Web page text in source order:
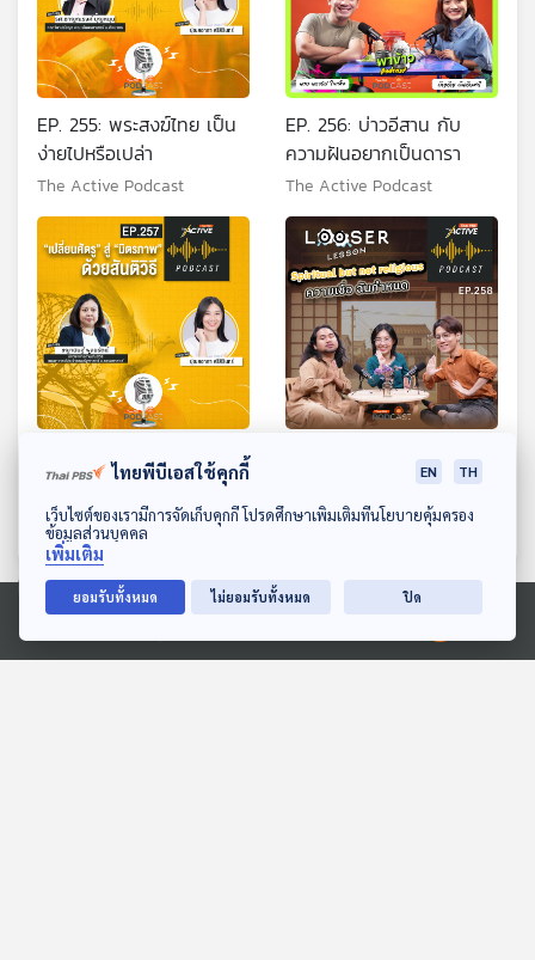
ดาวน์โหลด Thai PBS Podcast Application
Ⓒ 2020 องค์การกระจายเสียงและแพร่ภาพสาธารณะแห่งประเทศไทย
EP. 255: พระสงฆ์ไทย เป็น
ง่ายไปหรือเปล่า
The Active Podcast
EP. 256: บ่าวอีสาน กับ
ความฝันอยากเป็นดารา
The Active Podcast
มิตรภาพ ด้วยสันติวิธี
The Active Podcast
EP. 258: Spiritual but
not religious ความเชื่อ
ฉันกำหนด
The Active Podcast
ตอนที่เกี่ยวข้อง
ไทยพีบีเอสใช้คุกกี้ EN TH
เว็บไซต์ของเรามีการจัดเก็บคุกกี้ โปรดศึกษาเพิ่มเติมที่นโยบายคุ้มครอง
ข้อมูลส่วนบุคคล
เพิ่มเติม
ยอมรับทั้งหมด ไม่ยอมรับทั้งหมด ปิด